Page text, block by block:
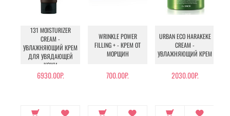
131 MOISTURIZER
CREAM -
УВЛАЖНЯЮЩИЙ КРЕМ
ДЛЯ УВЯДАЮЩЕЙ
КОЖИ
6930.00Р.
WRINKLE POWER
FILLING + - КРЕМ ОТ
МОРЩИН
700.00Р.
URBAN ECO HARAKEKE
CREAM -
УВЛАЖНЯЮЩИЙ КРЕМ
2030.00Р.